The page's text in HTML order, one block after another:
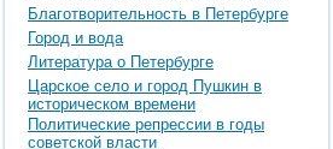
Благотворительность в Петербурге
Город и вода
Литература о Петербурге
Царское село и город Пушкин в
историческом времени
Политические репрессии в годы
советской власти